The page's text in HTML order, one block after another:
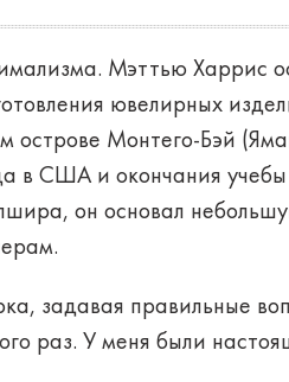
Мэттью Харрис
ювелирных
Монтего-Бэй
в США и окончания
он основал
задавая правильные
раз. У меня были